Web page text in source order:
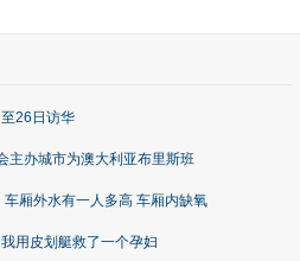
26日访华
主办城市为澳大利亚布里斯班
厢外水有一人多高 车厢内缺氧
用皮划艇救了一个孕妇